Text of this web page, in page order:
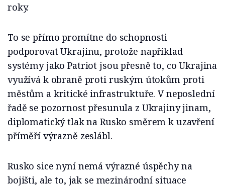
roky.
To se přímo promítne do schopnosti
podporovat Ukrajinu, protože například
systémy jako Patriot jsou přesně to, co Ukrajina
využívá k obraně proti ruským útokům proti
městům a kritické infrastruktuře. V neposlední
řadě se pozornost přesunula z Ukrajiny jinam,
diplomatický tlak na Rusko směrem k uzavření
příměří výrazně zeslábl.
Rusko sice nyní nemá výrazné úspěchy na
bojišti, ale to, jak se mezinárodní situace